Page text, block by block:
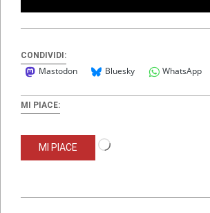
CONDIVIDI:
Mastodon Bluesky WhatsApp
MI PIACE:
MI PIACE